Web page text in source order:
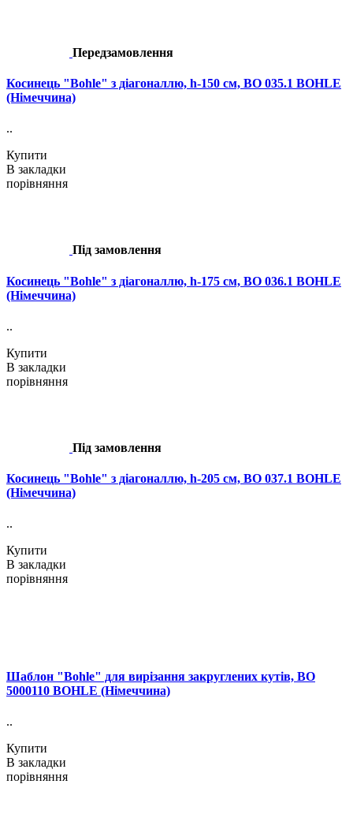
Передзамовлення
Косинець "Bohle" з діагоналлю, h-150 см, BO 035.1 BOHLE
(Німеччина)
..
Купити
В закладки
порівняння
Під замовлення
Косинець "Bohle" з діагоналлю, h-175 см, BO 036.1 BOHLE
(Німеччина)
..
Купити
В закладки
порівняння
Під замовлення
Косинець "Bohle" з діагоналлю, h-205 см, BO 037.1 BOHLE
(Німеччина)
..
Купити
В закладки
порівняння
Шаблон "Bohle" для вирізання закруглених кутів, BO
5000110 BOHLE (Німеччина)
..
Купити
В закладки
порівняння